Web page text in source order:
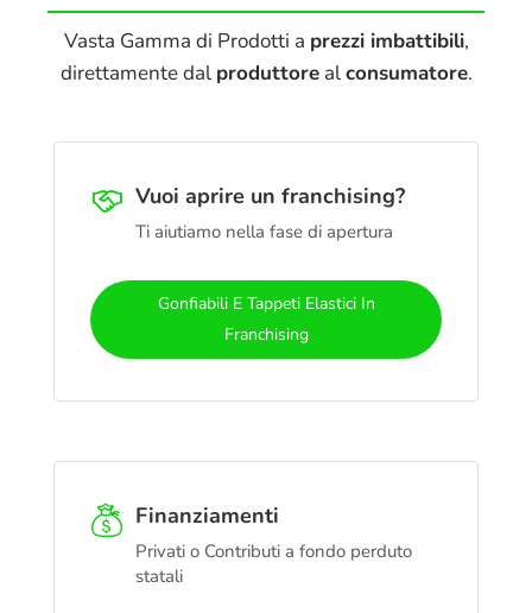
Vasta Gamma di Prodotti a prezzi imbattibili,
direttamente dal produttorealconsumatore.
Vuoi aprire un franchising?
Ti aiutiamo nella fase di apertura
Gonfiabili E Tappeti Elastici In
Franchising
Finanziamenti
Privati o Contributi a fondo perduto
statali